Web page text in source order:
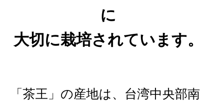
に
大切に栽培されています。
「茶王」の産地は、台湾中央部南